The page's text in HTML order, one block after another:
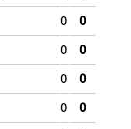
0 0
0 0
0 0
0 0